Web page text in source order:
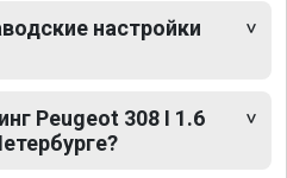
настройки
Peugeot 308 I 1.6